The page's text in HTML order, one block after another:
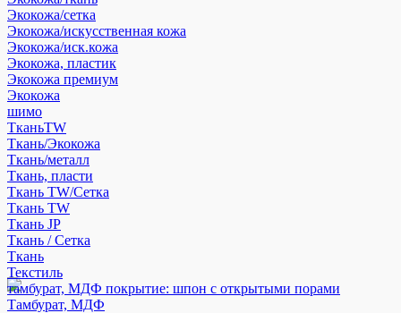
Экокожа/сетка
Экокожа/искусственная кожа
Экокожа/иск.кожа
Экокожа, пластик
Экокожа премиум
Экокожа
шимо
ТканьTW
Ткань/Экокожа
Ткань/металл
Ткань, пласти
Ткань TW/Сетка
Ткань TW
Ткань JP
Ткань / Сетка
Ткань
Текстиль
тамбурат, МДФ покрытие: шпон с открытыми порами
Тамбурат, МДФ